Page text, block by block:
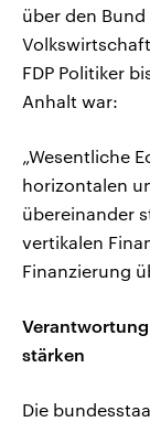
über den
FDP Politiker
Anhalt war:
„Wesentliche
horizontalen
übereinander
vertikalen
Finanzierung
stärken
Die